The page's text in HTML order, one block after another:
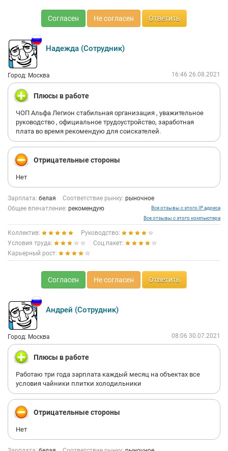
Согласен Не согласен Ответить
Надежда (Сотрудник)
Город: Москва 16:46 26.08.2021
Плюсы в работе
ЧОП Альфа Легион стабильная организация , уважительное
руководство , официальное трудоустройство, заработная
плата во время рекомендую для соискателей.
Отрицательные стороны
Нет
Зарплата: белая Соответствие рынку: рыночное
Общее впечатление: рекомендую
Все отзывы с этого IP адреса
Все отзывы с этого компьютера
Коллектив:
Руководство:
Условия труда:
Соц.пакет:
Карьерный рост:
Согласен Не согласен Ответить
Андрей (Сотрудник)
Город: Москва 08:06 30.07.2021
Плюсы в работе
Работаю три года зарплата каждый месяц на объектах все
условия чайники плитки холодильники
Отрицательные стороны
Нет